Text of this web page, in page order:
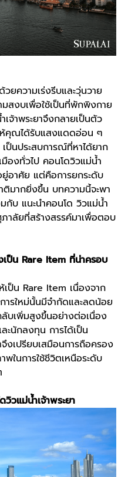
ยความเร่งรีบและวุ่นวาย
มสงบเพื่อใช้เป็นที่พักพิงกาย
จ้าพระยาจึงกลายเป็นตัว
ห้คุณได้รับแสงแดดอ่อน ๆ
นประสบการณ์ที่หาได้ยาก
มืองทั่วไป คอนโดวิวแม่น้ำ
ยู่อาศัย แต่คือการยกระดับ
มากยิ่งขึ้น บทความนี้จะพา
กับ แนะนำคอนโด วิวแม่น้ำ
าลัยที่สร้างสรรค์มาเพื่อตอบ
เป็น Rare Item ที่น่าครอบ
เป็น Rare Item เนื่องจาก
รใหม่นั้นมีจำกัดและลดน้อย
บเพิ่มสูงขึ้นอย่างต่อเนื่อง
ะนักลงทุน การได้เป็น
จึงเปรียบเสมือนการถือครอง
ในการใช้ชีวิตเหนือระดับ
วิวแม่น้ำเจ้าพระยา